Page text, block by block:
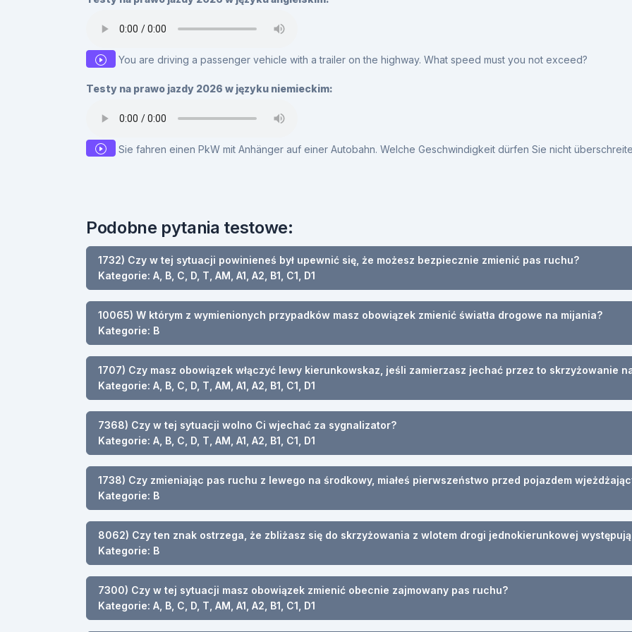
You are driving a passenger vehicle with a trailer on the highway. What speed must you not exceed?
Testy na prawo jazdy 2026 w języku niemieckim:
Sie fahren einen PkW mit Anhänger auf einer Autobahn. Welche Geschwindigkeit dürfen Sie nicht
Podobne pytania testowe:
1732) Czy w tej sytuacji powinieneś był upewnić się, że możesz bezpiecznie zmienić pas ruchu?
Kategorie: A, B, C, D, T, AM, A1, A2, B1, C1, D1
10065) W którym z wymienionych przypadków masz obowiązek zmienić światła drogowe na mijania?
Kategorie: B
1707) Czy masz obowiązek włączyć lewy kierunkowskaz, jeśli zamierzasz jechać przez to skrzyżowanie
Kategorie: A, B, C, D, T, AM, A1, A2, B1, C1, D1
7368) Czy w tej sytuacji wolno Ci wjechać za sygnalizator?
Kategorie: A, B, C, D, T, AM, A1, A2, B1, C1, D1
1738) Czy zmieniając pas ruchu z lewego na środkowy, miałeś pierwszeństwo przed pojazdem
Kategorie: B
8062) Czy ten znak ostrzega, że zbliżasz się do skrzyżowania z wlotem drogi jednokierunkowej
Kategorie: B
7300) Czy w tej sytuacji masz obowiązek zmienić obecnie zajmowany pas ruchu?
Kategorie: A, B, C, D, T, AM, A1, A2, B1, C1, D1